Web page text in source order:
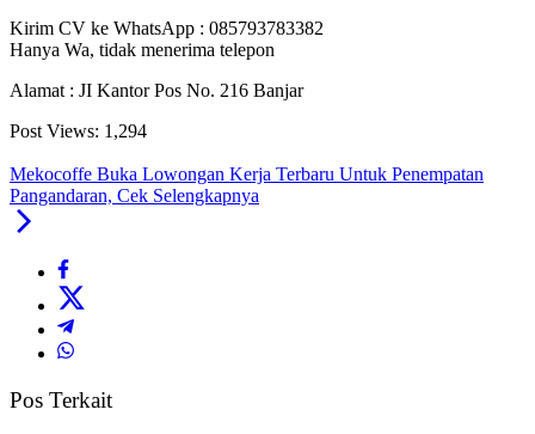
Kirim CV ke WhatsApp : 085793783382
Hanya Wa, tidak menerima telepon
Alamat : JI Kantor Pos No. 216 Banjar
Post Views: 1,294
Mekocoffe Buka Lowongan Kerja Terbaru Untuk Penempatan
Pangandaran, Cek Selengkapnya
Pos Terkait